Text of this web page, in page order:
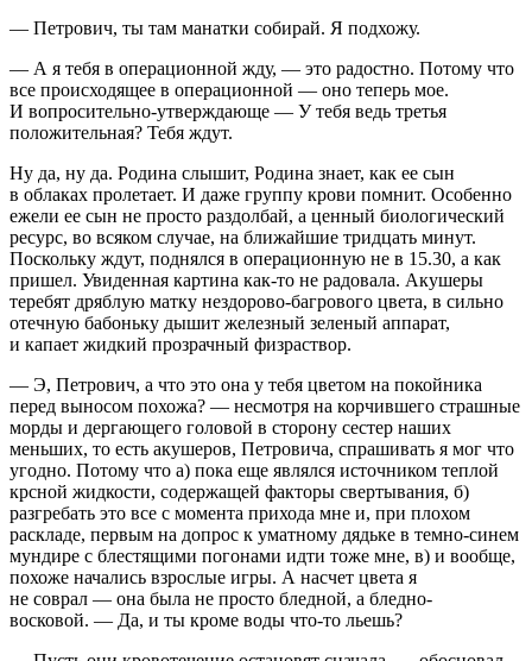
— Петрович, ты там манатки собирай. Я подхожу.
— А я тебя в операционной жду, — это радостно. Потому что
все происходящее в операционной — оно теперь мое.
И вопросительно-утверждающе — У тебя ведь третья
положительная? Тебя ждут.
Ну да, ну да. Родина слышит, Родина знает, как ее сын
в облаках пролетает. И даже группу крови помнит. Особенно
ежели ее сын не просто раздолбай, а ценный биологический
ресурс, во всяком случае, на ближайшие тридцать минут.
Поскольку ждут, поднялся в операционную не в 15.30, а как
пришел. Увиденная картина как-то не радовала. Акушеры
теребят дряблую матку нездорово-багрового цвета, в сильно
отечную бабоньку дышит железный зеленый аппарат,
и капает жидкий прозрачный физраствор.
— Э, Петрович, а что это она у тебя цветом на покойника
перед выносом похожа? — несмотря на корчившего страшные
морды и дергающего головой в сторону сестер наших
меньших, то есть акушеров, Петровича, спрашивать я мог что
угодно. Потому что а) пока еще являлся источником теплой
крсной жидкости, содержащей факторы свертывания, б)
разгребать это все с момента прихода мне и, при плохом
раскладе, первым на допрос к уматному дядьке в темно-синем
мундире с блестящими погонами идти тоже мне, в) и вообще,
похоже начались взрослые игры. А насчет цвета я
не соврал — она была не просто бледной, а бледно-
восковой. — Да, и ты кроме воды что-то льешь?